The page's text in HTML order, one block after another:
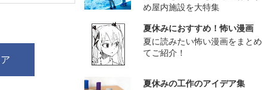
め屋内施設を大特集
夏休みにおすすめ！怖い漫画
夏に読みたい怖い漫画をまとめ
てご紹介！
夏休みの工作のアイデア集